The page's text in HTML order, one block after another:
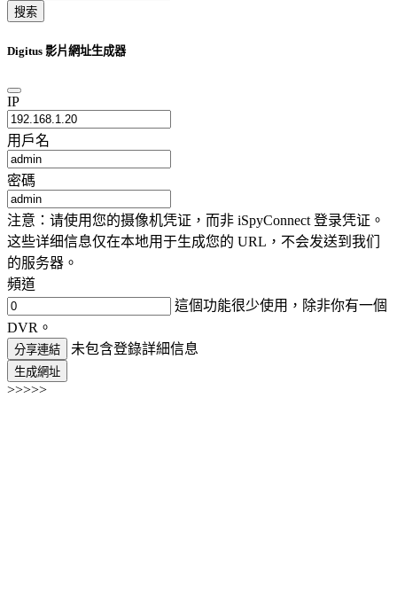
搜索
Digitus 影片網址生成器
IP
用戶名
密碼
注意：请使用您的摄像机凭证，而非 iSpyConnect 登录凭证。
这些详细信息仅在本地用于生成您的 URL，不会发送到我们
的服务器。
頻道
這個功能很少使用，除非你有一個
DVR。
分享連結 未包含登錄詳細信息
生成網址
>>>>>